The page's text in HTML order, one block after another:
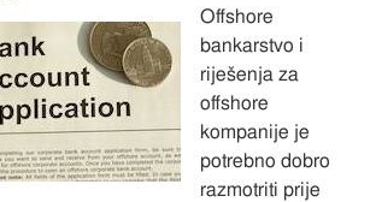
Offshore
bankarstvo i
riješenja za
offshore
kompanije je
potrebno dobro
razmotriti prije